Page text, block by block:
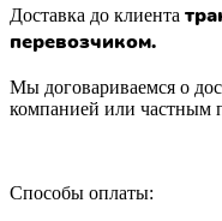
Доставка до клиента
перевозчиком.
Мы договариваемся о
компанией или частным
Способы оплаты: